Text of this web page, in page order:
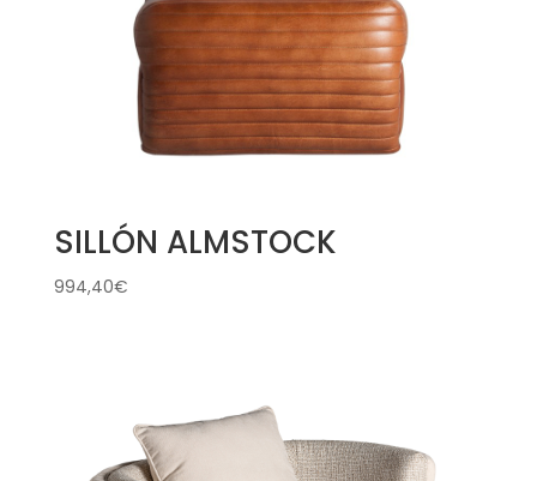
SILLÓN ALMSTOCK
994,40€